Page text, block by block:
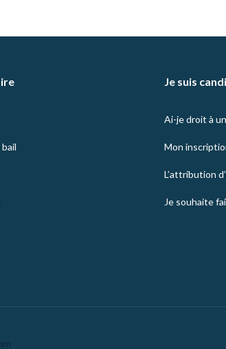
Je suis
Ai-je droit à
Mon
L’attribution
Je souhaite